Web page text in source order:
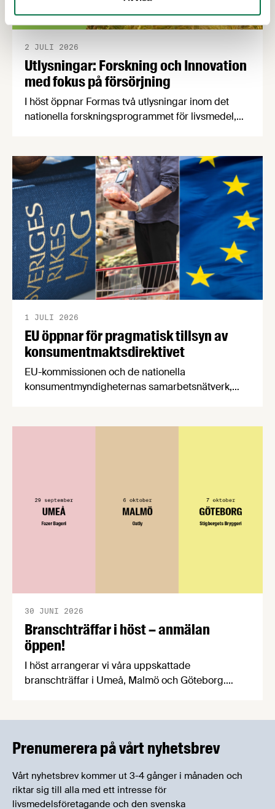
Utlysningar: Forskning och Innovation
med fokus på försörjning
2 JULI 2026
I höst öppnar Formas två utlysningar inom det
nationella forskningsprogrammet för livsmedel,
en motståndskraftig livsmedelsförsörjning", och
båda syftar till att bana väg för innovationer som
stärker Sveriges livsmedelsförsörjning.
EU öppnar för pragmatisk tillsyn av
konsumentmaktsdirektivet
1 JULI 2026
EU-kommissionen och de nationella
konsumentmyndigheternas samarbetsnätverk,
Branschträffar i höst – anmälan
öppen!
30 JUNI 2026
I höst arrangerar vi våra uppskattade
branschträffar i Umeå, Malmö och Göteborg.
Prenumerera på vårt nyhetsbrev
Vårt nyhetsbrev kommer ut 3-4 gånger i månaden och
riktar sig till alla med ett intresse för
livsmedelsföretagande och den svenska